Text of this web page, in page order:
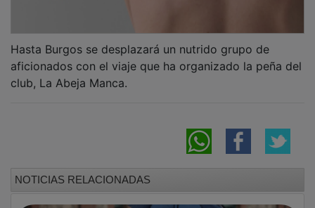
aficionados con el viaje que ha organizado la peña del
club, La Abeja Manca.